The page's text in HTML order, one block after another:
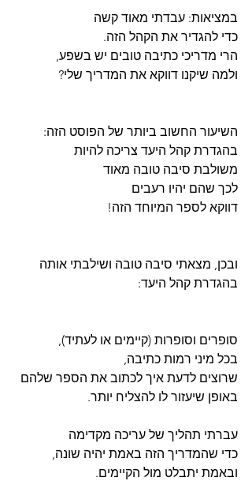
במציאות: עבדתי מאוד קשה
כדי להגדיר את הקהל הזה.
הרי מדריכי כתיבה טובים יש בשפע,
ולמה שיקנו דווקא את המדריך שלי?
השיעור החשוב ביותר של הפוסט הזה:
בהגדרת קהל היעד צריכה להיות
משולבת סיבה טובה מאוד
לכך שהם יהיו רעבים
דווקא לספר המיוחד הזה!
ובכן, מצאתי סיבה טובה ושילבתי אותה
בהגדרת קהל היעד:
סופרים וסופרות (קיימים או לעתיד),
בכל מיני רמות כתיבה,
שרוצים לדעת איך לכתוב את הספר שלהם
באופן שיעזור לו להצליח יותר.
עברתי תהליך של עריכה מקדימה
כדי שהמדריך הזה באמת יהיה שונה,
ובאמת יתבלט מול הקיימים.